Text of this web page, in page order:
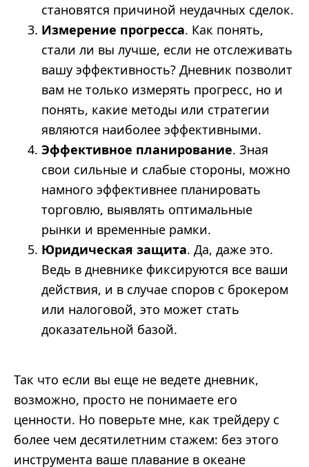
становятся причиной неудачных сделок.
Измерение прогресса. Как понять,
стали ли вы лучше, если не отслеживать
вашу эффективность? Дневник позволит
вам не только измерять прогресс, но и
понять, какие методы или стратегии
являются наиболее эффективными.
Эффективное планирование. Зная
свои сильные и слабые стороны, можно
намного эффективнее планировать
торговлю, выявлять оптимальные
рынки и временные рамки.
Юридическая защита. Да, даже это.
Ведь в дневнике фиксируются все ваши
действия, и в случае споров с брокером
или налоговой, это может стать
доказательной базой.
Так что если вы еще не ведете дневник,
возможно, просто не понимаете его
ценности. Но поверьте мне, как трейдеру с
более чем десятилетним стажем: без этого
инструмента ваше плавание в океане